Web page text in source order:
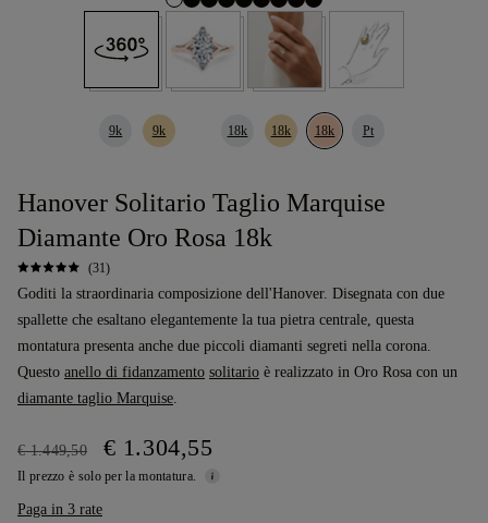
9k 9k 18k 18k 18k Pt
Hanover Solitario Taglio Marquise
Diamante Oro Rosa 18k
(31)
Goditi la straordinaria composizione dell'Hanover. Disegnata con due
spallette che esaltano elegantemente la tua pietra centrale, questa
montatura presenta anche due piccoli diamanti segreti nella corona.
Questo anello di fidanzamento solitario è realizzato in Oro Rosa con un
diamante taglio Marquise.
€ 1.449,50 € 1.304,55
Il prezzo è solo per la montatura.
Paga in 3 rate